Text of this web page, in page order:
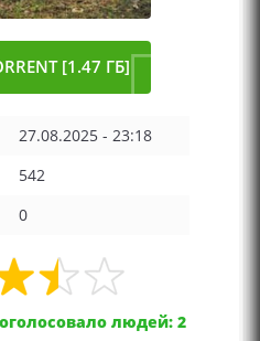
[1.47 ГБ]
27.08.2025 - 23:18
542
0
людей: 2